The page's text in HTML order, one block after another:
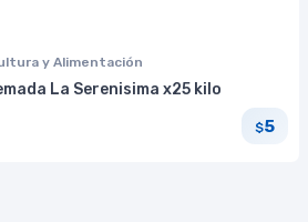
y Alimentación
La Serenisima x25 kilo
$5